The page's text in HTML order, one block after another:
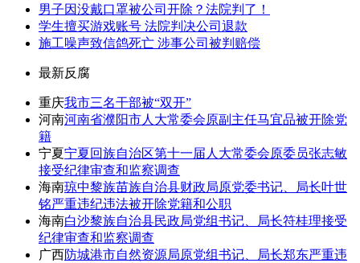
男子因没戴口罩被公司开除？法院判了！
学生擅买游戏账号 法院判决公司退款
施工噪声致信鸽死亡 涉事公司被判赔偿
最新反腐
重庆我市三名干部被“双开”
河南河南省濮阳市人大常委会原副主任马宜品被开除党
籍
宁夏宁夏回族自治区第十一届人大常委会原委员张志敏
接受纪律审查和监察调查
海南琼中黎族苗族自治县财政局原党委书记、局长叶世
铭严重违纪违法被开除党籍和公职
海南白沙黎族自治县民政局党组书记、局长符桂理接受
纪律审查和监察调查
广西防城港市自然资源局原党组书记、局长郑东严重违